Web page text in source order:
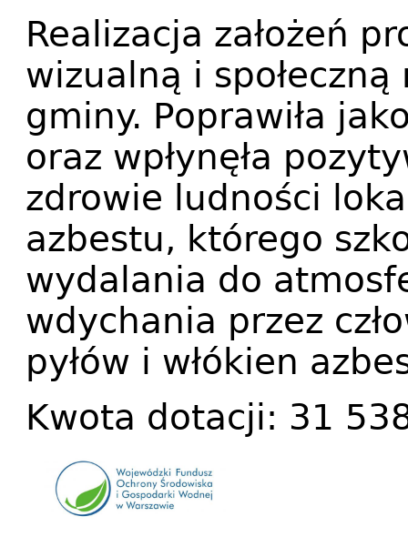
Realizacja założeń
wizualną i
gminy. Poprawiła
oraz wpłynęła
zdrowie ludności
azbestu, którego
wydalania do
wdychania przez
pyłów i włókien
Kwota dotacji: 31